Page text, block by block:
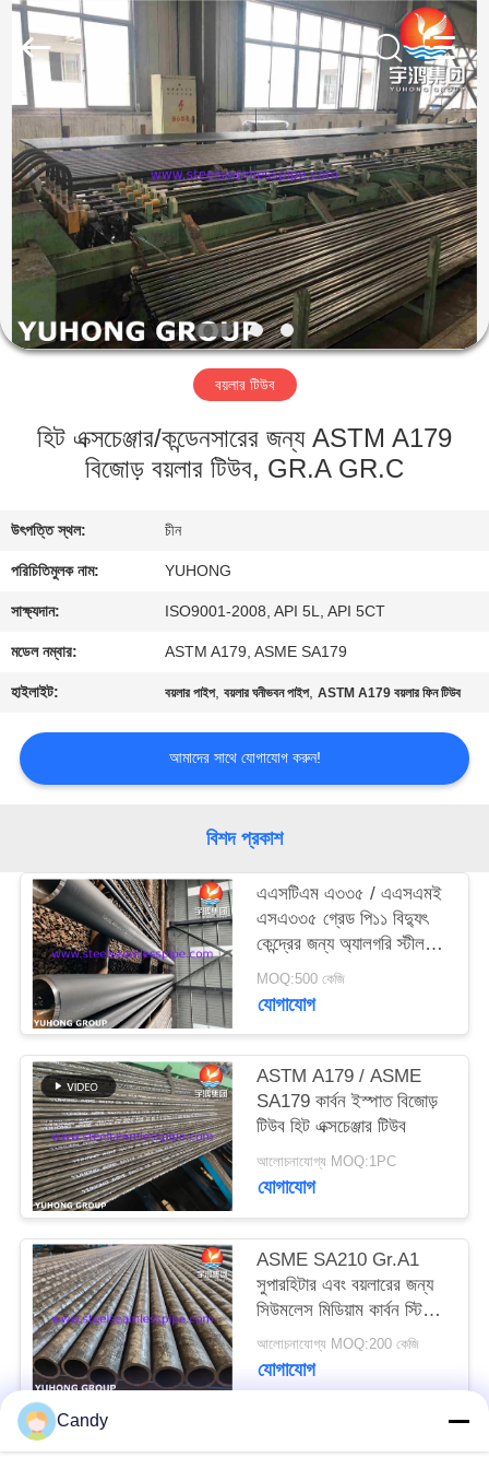
বাড়ি
পণ্য
আমাদের
সম্পর্কে
কারখানা
যোগাযোগ
করুন
উদ্ধৃতির
আবেদন
সাইট
ম্যাপ
PRIVACY
POLICY
2026
Yuhong
Group
Co.,Ltd.
Rights
Reserved.
বয়লার টিউব
হিট এক্সচেঞ্জার/কন্ডেনসারের জন্য ASTM A179
বিজোড় বয়লার টিউব, GR.A GR.C
উৎপত্তি স্থল: চীন
পরিচিতিমুলক নাম: YUHONG
সাক্ষ্যদান: ISO9001-2008, API 5L, API 5CT
মডেল নম্বার: ASTM A179, ASME SA179
হাইলাইট: বয়লার পাইপ,বয়লার ঘনীভবন পাইপ,ASTM A179 বয়লার ফিন টিউব
আমাদের সাথে যোগাযোগ করুন!
বিশদ প্রকাশ
এএসটিএম এ৩৩৫ / এএসএমই
এসএ৩৩৫ গ্রেড পি১১ বিদ্যুৎ
কেন্দ্রের জন্য অ্যালগরি স্টীল
সিউমলেস পাইপ
MOQ:500 কেজি
যোগাযোগ
ASTM A179 / ASME
SA179 কার্বন ইস্পাত বিজোড়
টিউব হিট এক্সচেঞ্জার টিউব
আলোচনাযোগ্য MOQ:1PC
যোগাযোগ
ASME SA210 Gr.A1
সুপারহিটার এবং বয়লারের জন্য
সিউমলেস মিডিয়াম কার্বন স্টিল
আলোচনাযোগ্য MOQ:200 কেজি
যোগাযোগ
Candy